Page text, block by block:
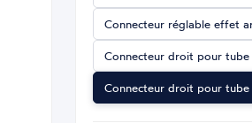
Connecteur réglable effet
Connecteur droit pour
Connecteur droit pour tube